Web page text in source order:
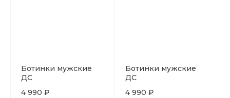
Ботинки мужские
ДС
4 990 ₽
Ботинки мужские
ДС
4 990 ₽